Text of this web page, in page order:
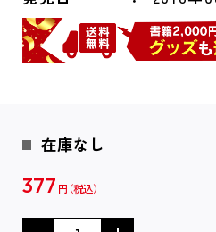
在庫なし
377 円